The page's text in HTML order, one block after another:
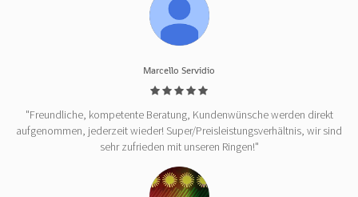
Marcello Servidio
"Freundliche, kompetente Beratung, Kundenwünsche werden direkt
aufgenommen, jederzeit wieder! Super/Preisleistungsverhältnis, wir sind
sehr zufrieden mit unseren Ringen!"